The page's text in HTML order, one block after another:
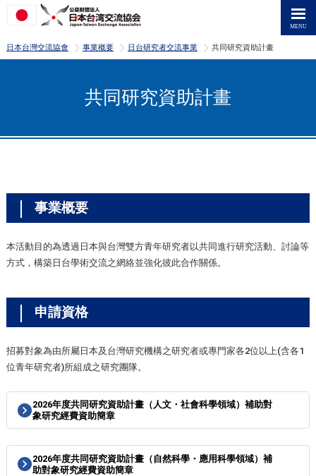
日本台灣交流協會 >
事業概要 >
日台研究者交流事業 >
共同研究資助計畫
共同研究資助計畫
事業概要
本活動目的為透過日本與台灣雙方青年研究者以共同進行研究活動、討論等
方式，構築日台學術交流之網絡並強化彼此合作關係。
申請資格
招募對象為由所屬日本及台灣研究機構之研究者或專門家各2位以上(含各1
位青年研究者)所組成之研究團隊。
2026年度共同研究資助計畫（人文・社會科學領域）補助對
象研究經費資助簡章
2026年度共同研究資助計畫（自然科學・應用科學領域）補
助對象研究經費資助簡章